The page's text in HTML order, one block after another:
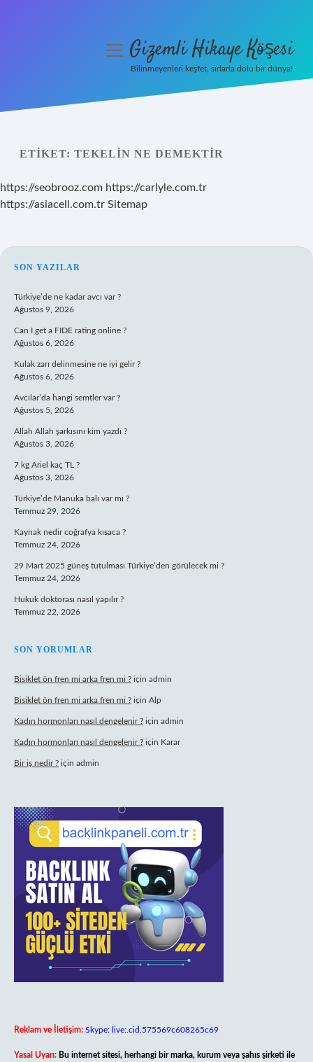
Yasal Uyarı
Hakkımızda
menüyüGizemli Hikaye Köşesi
Bilinmeyenleri keşfet, sırlarla dolu bir dünya!
ETIKET: TEKELIN NE DEMEKTIR
https://seobrooz.com https://carlyle.com.tr
https://asiacell.com.tr Sitemap
SIDEBAR
SON YAZILAR
Türkiye’de ne kadar avcı var ?
Ağustos 9, 2026
Can I get a FIDE rating online ?
Ağustos 6, 2026
Kulak zarı delinmesine ne iyi gelir ?
Ağustos 6, 2026
Avcılar’da hangi semtler var ?
Ağustos 5, 2026
Allah Allah şarkısını kim yazdı ?
Ağustos 3, 2026
7 kg Ariel kaç TL ?
Ağustos 3, 2026
Türkiye’de Manuka balı var mı ?
Temmuz 29, 2026
Kaynak nedir coğrafya kısaca ?
Temmuz 24, 2026
29 Mart 2025 güneş tutulması Türkiye’den görülecek mi ?
Temmuz 24, 2026
Hukuk doktorası nasıl yapılır ?
Temmuz 22, 2026
SON YORUMLAR
Bisiklet ön fren mi arka fren mi ? için admin
Bisiklet ön fren mi arka fren mi ? için Alp
Kadın hormonları nasıl dengelenir ? için admin
Kadın hormonları nasıl dengelenir ? için Karar
Bir iş nedir ? için admin
Reklam ve İletişim: Skype: live:.cid.575569c608265c69
Yasal Uyarı: Bu internet sitesi, herhangi bir marka, kurum veya şahıs şirketi ile